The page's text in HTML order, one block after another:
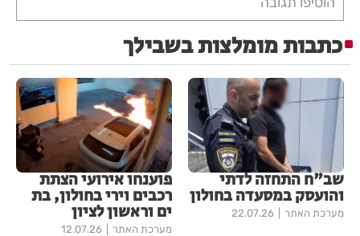
כתבות מומלצות בשבילך
שב"ח התחזה לדתי
והועסק במסעדה בחולון
מערכת האתר 22.07.26
פוענחו אירועי הצתת
רכבים וירי בחולון, בת
ים וראשון לציון
מערכת האתר 12.07.26